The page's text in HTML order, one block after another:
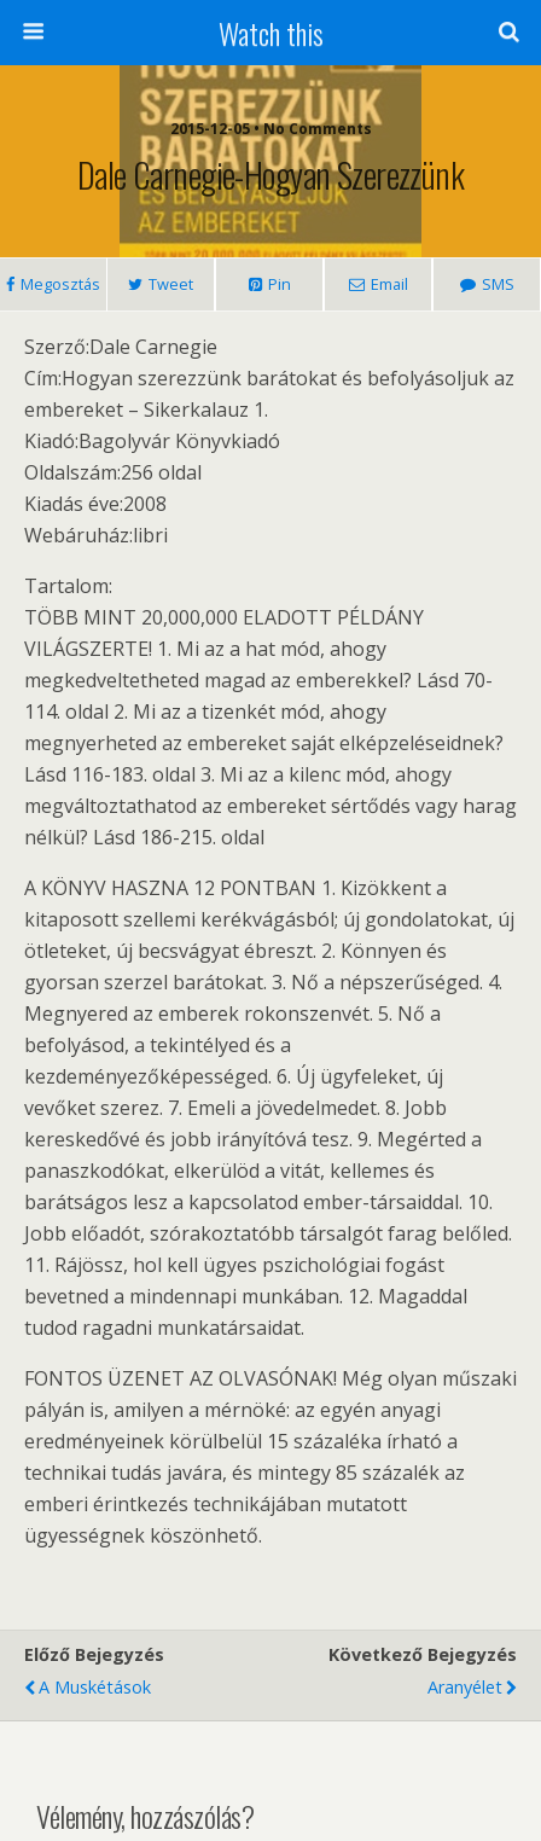
Watch this
2015-12-05 • No Comments
Dale Carnegie-Hogyan Szerezzünk
Megosztás Tweet Pin Email SMS
Szerző:Dale Carnegie
Cím:Hogyan szerezzünk barátokat és befolyásoljuk az
embereket – Sikerkalauz 1.
Kiadó:Bagolyvár Könyvkiadó
Oldalszám:256 oldal
Kiadás éve:2008
Webáruház:libri
Tartalom:
TÖBB MINT 20,000,000 ELADOTT PÉLDÁNY
VILÁGSZERTE! 1. Mi az a hat mód, ahogy
megkedveltetheted magad az emberekkel? Lásd 70-
114. oldal 2. Mi az a tizenkét mód, ahogy
megnyerheted az embereket saját elképzeléseidnek?
Lásd 116-183. oldal 3. Mi az a kilenc mód, ahogy
megváltoztathatod az embereket sértődés vagy harag
nélkül? Lásd 186-215. oldal
A KÖNYV HASZNA 12 PONTBAN 1. Kizökkent a
kitaposott szellemi kerékvágásból; új gondolatokat, új
ötleteket, új becsvágyat ébreszt. 2. Könnyen és
gyorsan szerzel barátokat. 3. Nő a népszerűséged. 4.
Megnyered az emberek rokonszenvét. 5. Nő a
befolyásod, a tekintélyed és a
kezdeményezőképességed. 6. Új ügyfeleket, új
vevőket szerez. 7. Emeli a jövedelmedet. 8. Jobb
kereskedővé és jobb irányítóvá tesz. 9. Megérted a
panaszkodókat, elkerülöd a vitát, kellemes és
barátságos lesz a kapcsolatod ember-társaiddal. 10.
Jobb előadót, szórakoztatóbb társalgót farag belőled.
11. Rájössz, hol kell ügyes pszichológiai fogást
bevetned a mindennapi munkában. 12. Magaddal
tudod ragadni munkatársaidat.
FONTOS ÜZENET AZ OLVASÓNAK! Még olyan műszaki
pályán is, amilyen a mérnöké: az egyén anyagi
eredményeinek körülbelül 15 százaléka írható a
technikai tudás javára, és mintegy 85 százalék az
emberi érintkezés technikájában mutatott
ügyességnek köszönhető.
Előző Bejegyzés
A Muskétások
Következő Bejegyzés
Aranyélet
Vélemény, hozzászólás?